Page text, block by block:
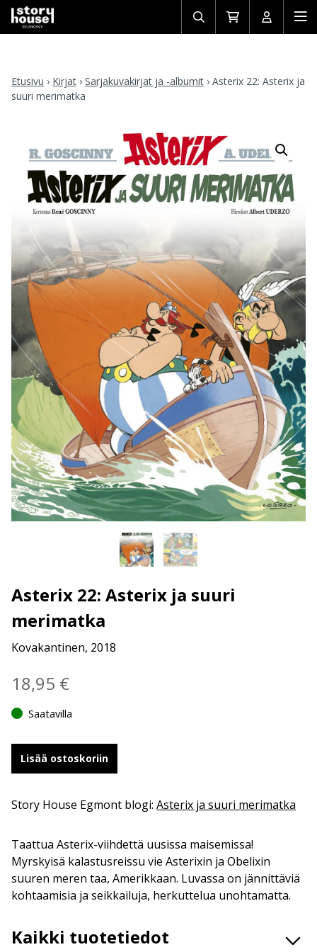
Avaa/sulje
haku
Siirry
ostoskoriin
Avaa/
Etusivu › Kirjat › Sarjakuvakirjat ja -albumit › Asterix 22: Asterix ja
suuri merimatka
Asterix 22: Asterix ja suuri
merimatka
Kovakantinen, 2018
18,95 €
Saatavilla
Lisää ostoskoriin
Story House Egmont blogi: Asterix ja suuri merimatka
Taattua Asterix-viihdettä uusissa maisemissa!
Myrskyisä kalastusreissu vie Asterixin ja Obelixin
suuren meren taa, Amerikkaan. Luvassa on jännittäviä
kohtaamisia ja seikkailuja, herkuttelua unohtamatta.
Kaikki tuotetiedot